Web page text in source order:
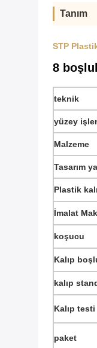
Tanım
STP
8
teknik
yüzey
Malzeme
Tasarım
Plastik
İmalat
koşucu
Kalıp
kalıp
Kalıp testi
paket